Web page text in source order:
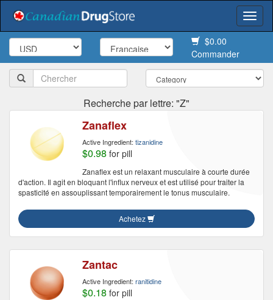
$0.00
Commander
Recherche par lettre: "Z"
Zanaflex
Active Ingredient: tizanidine
$0.98 for pill
Zanaflex est un relaxant musculaire à courte durée
d'action. Il agit en bloquant l'influx nerveux et est utilisé pour traiter la
spasticité en assouplissant temporairement le tonus musculaire.
Achetez
Zantac
Active Ingredient: ranitidine
$0.18 for pill